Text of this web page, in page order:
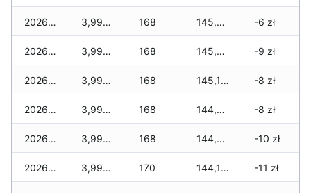
2026-05-16 3,992 zł 168 145,391 zł -6 zł
2026-05-15 3,992 zł 168 145,377 zł -9 zł
2026-05-14 3,992 zł 168 145,103 zł -8 zł
2026-05-13 3,992 zł 168 144,909 zł -8 zł
2026-05-12 3,992 zł 168 144,889 zł -10 zł
2026-05-09 3,992 zł 170 144,195 zł -11 zł